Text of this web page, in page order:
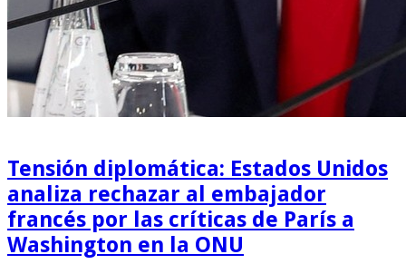
Tensión diplomática: Estados Unidos
analiza rechazar al embajador
francés por las críticas de París a
Washington en la ONU